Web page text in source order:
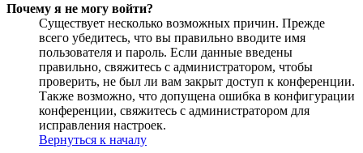
Почему я не могу войти?
Существует несколько возможных причин. Прежде
всего убедитесь, что вы правильно вводите имя
пользователя и пароль. Если данные введены
правильно, свяжитесь с администратором, чтобы
проверить, не был ли вам закрыт доступ к конференции.
Также возможно, что допущена ошибка в конфигурации
конференции, свяжитесь с администратором для
исправления настроек.
Вернуться к началу